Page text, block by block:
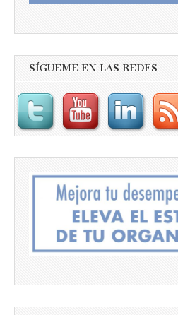
SÍGUEME EN LAS REDES